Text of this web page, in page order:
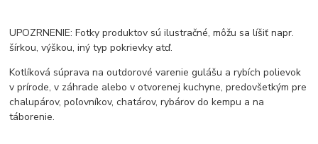
UPOZRNENIE: Fotky produktov sú ilustračné, môžu sa líšiť napr.
šírkou, výškou, iný typ pokrievky atď.
Kotlíková súprava na outdorové varenie gulášu a rybích polievok
v prírode, v záhrade alebo v otvorenej kuchyne, predovšetkým pre
chalupárov, poľovníkov, chatárov, rybárov do kempu a na
táborenie.